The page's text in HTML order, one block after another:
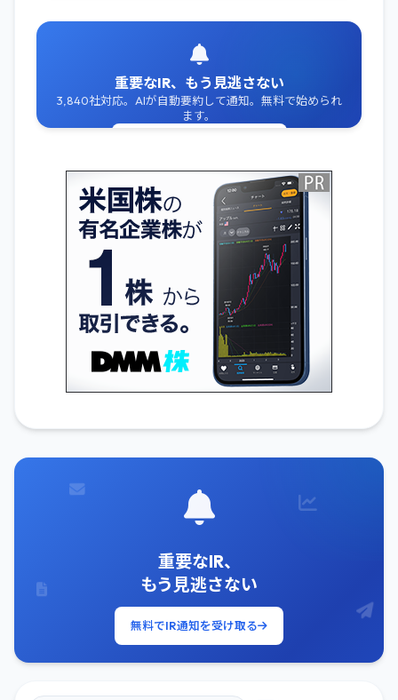
重要なIR、もう見逃さない
3,840社対応。AIが自動要約して通知。無料で始められ
ます。
重要なIR、
もう見逃さない
無料でIR通知を受け取る